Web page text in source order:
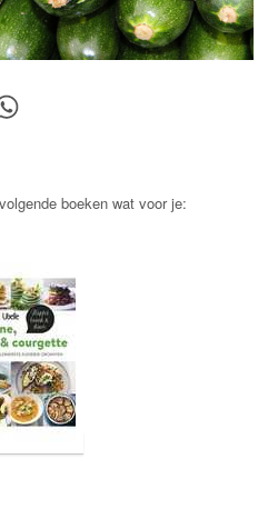
boeken wat voor je: